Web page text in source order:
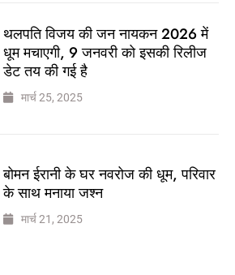
थलपति विजय की जन नायकन 2026 में
धूम मचाएगी, 9 जनवरी को इसकी रिलीज
डेट तय की गई है
मार्च 25, 2025
बोमन ईरानी के घर नवरोज की धूम, परिवार
के साथ मनाया जश्न
मार्च 21, 2025